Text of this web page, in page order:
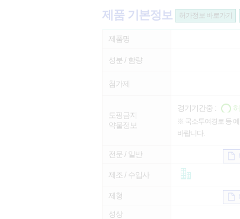
제품 기본정보 허가정보 바로가기
제품명
성분 / 함량
첨가제
도핑금지
약물정보
경기기간중 :
※ 국소투여경로 등
바랍니다.
전문 / 일반
제조 / 수입사
제형
성상